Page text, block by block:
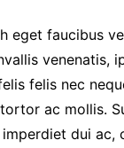
eget faucibus
venenatis,
felis nec
ac mollis.
dui ac,